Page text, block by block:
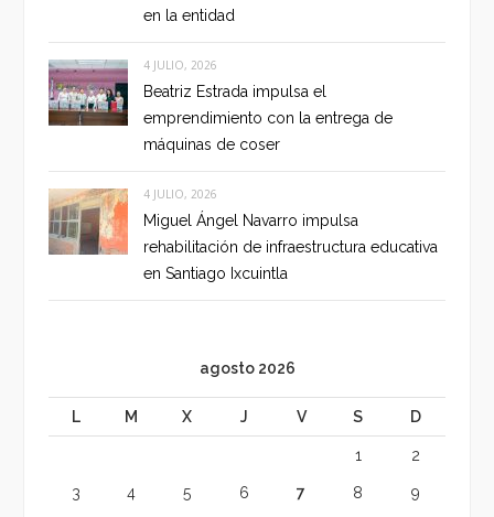
en la entidad
4 JULIO, 2026
Beatriz Estrada impulsa el
emprendimiento con la entrega de
máquinas de coser
4 JULIO, 2026
Miguel Ángel Navarro impulsa
rehabilitación de infraestructura educativa
en Santiago Ixcuintla
agosto 2026
L M X J V S D
1 2
3 4 5 6 7 8 9